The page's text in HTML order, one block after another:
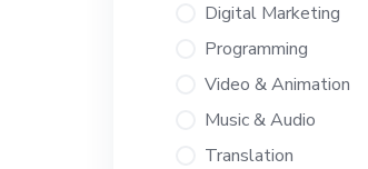
Digital Marketing
Programming
Video & Animation
Music & Audio
Translation